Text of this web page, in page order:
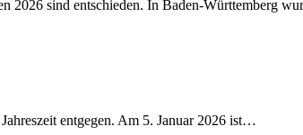
2026 sind entschieden. In Baden-Württemberg
entgegen. Am 5. Januar 2026 ist…